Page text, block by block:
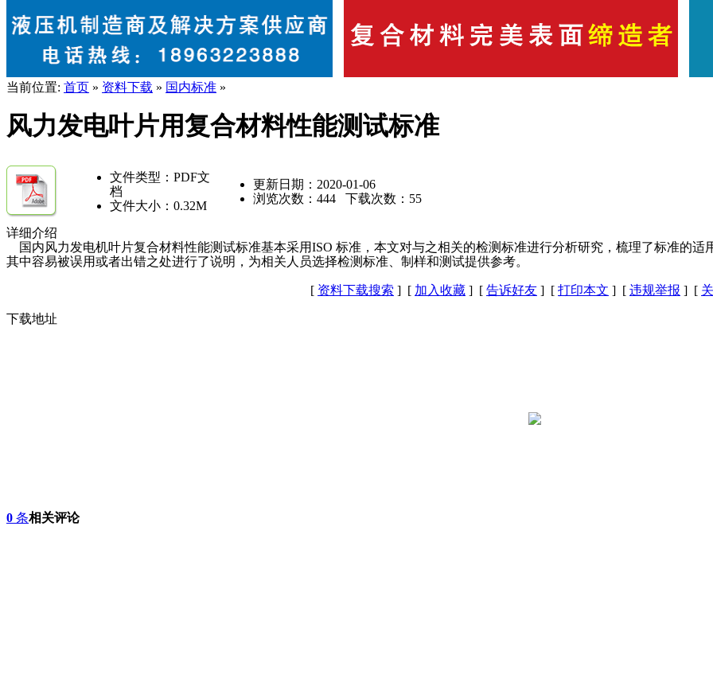
当前位置: 首页 » 资料下载 » 国内标准 »
风力发电叶片用复合材料性能测试标准
文件类型：PDF文
档
文件大小：0.32M
更新日期：2020-01-06
浏览次数： 444 下载次数： 55
详细介绍
国内风力发电机叶片复合材料性能测试标准基本采用ISO 标准，本文对与之相关的检测标准进行分析研究，梳理了标准的
其中容易被误用或者出错之处进行了说明，为相关人员选择检测标准、制样和测试提供参考。
[ 资料下载搜索 ] [ 加入收藏 ] [ 告诉好友 ] [ 打印本文 ] [ 违规举报 ] [
下载地址
0 条相关评论